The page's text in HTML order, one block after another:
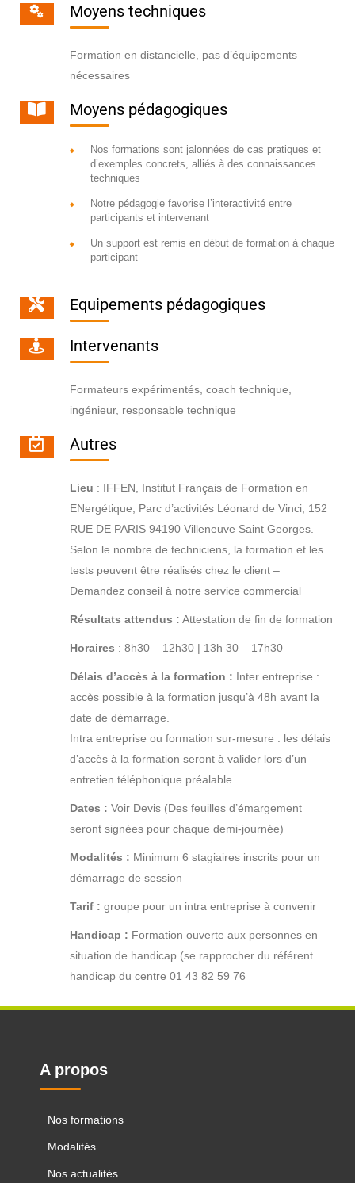
Moyens techniques
Formation en distancielle, pas d’équipements
nécessaires
Moyens pédagogiques
Nos formations sont jalonnées de cas pratiques et
d’exemples concrets, alliés à des connaissances
techniques
Notre pédagogie favorise l’interactivité entre
participants et intervenant
Un support est remis en début de formation à chaque
participant
Equipements pédagogiques
Intervenants
Formateurs expérimentés, coach technique,
ingénieur, responsable technique
Autres
Lieu : IFFEN, Institut Français de Formation en
ENergétique, Parc d’activités Léonard de Vinci, 152
RUE DE PARIS 94190 Villeneuve Saint Georges.
Selon le nombre de techniciens, la formation et les
tests peuvent être réalisés chez le client –
Demandez conseil à notre service commercial
Résultats attendus : Attestation de fin de formation
Horaires : 8h30 – 12h30 | 13h 30 – 17h30
Délais d’accès à la formation : Inter entreprise :
accès possible à la formation jusqu’à 48h avant la
date de démarrage.
Intra entreprise ou formation sur-mesure : les délais
d’accès à la formation seront à valider lors d’un
entretien téléphonique préalable.
Dates : Voir Devis (Des feuilles d’émargement
seront signées pour chaque demi-journée)
Modalités : Minimum 6 stagiaires inscrits pour un
démarrage de session
Tarif : groupe pour un intra entreprise à convenir
Handicap : Formation ouverte aux personnes en
situation de handicap (se rapprocher du référent
handicap du centre 01 43 82 59 76
A propos
Nos formations
Modalités
Nos actualités